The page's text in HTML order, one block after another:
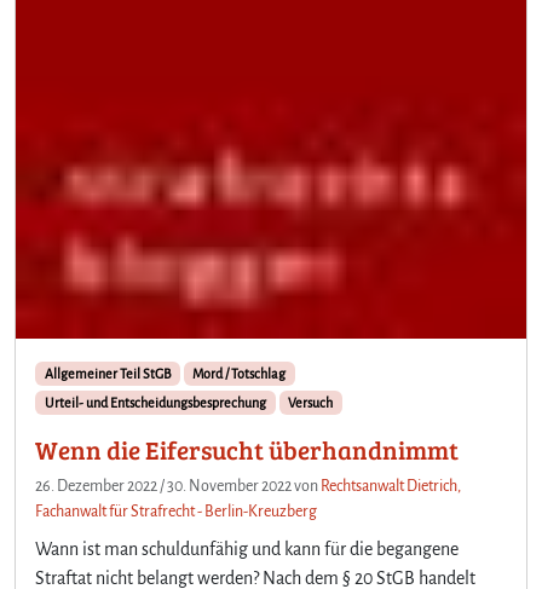
Allgemeiner Teil StGB
Mord / Totschlag
Urteil- und Entscheidungsbesprechung
Versuch
Wenn die Eifersucht überhandnimmt
26. Dezember 2022 /30. November 2022von Rechtsanwalt Dietrich,
Fachanwalt für Strafrecht - Berlin-Kreuzberg
Wann ist man schuldunfähig und kann für die begangene
Straftat nicht belangt werden? Nach dem § 20 StGB handelt